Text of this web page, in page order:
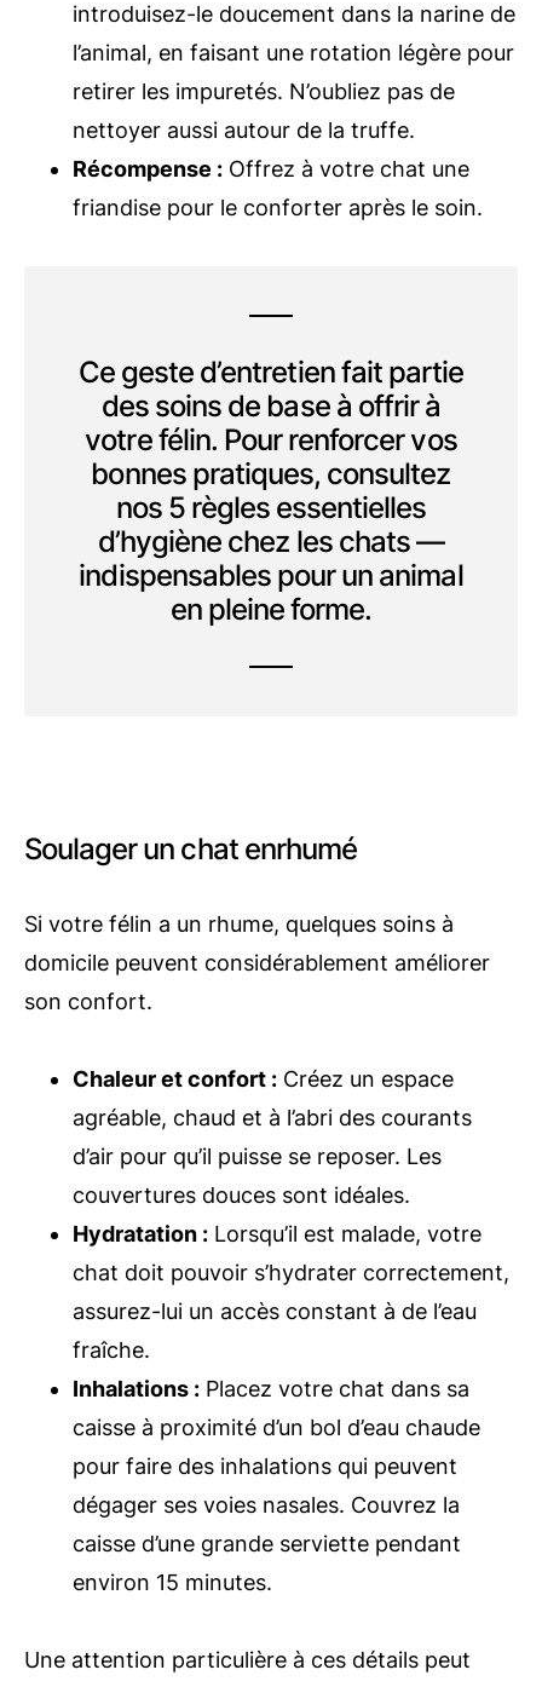
introduisez-le doucement dans la narine de
l’animal, en faisant une rotation légère pour
retirer les impuretés. N’oubliez pas de
nettoyer aussi autour de la truffe.
Récompense : Offrez à votre chat une
friandise pour le conforter après le soin.
Ce geste d’entretien fait partie
des soins de base à offrir à
votre félin. Pour renforcer vos
bonnes pratiques, consultez
nos 5 règles essentielles
d’hygiène chez les chats —
indispensables pour un animal
en pleine forme.
Soulager un chat enrhumé
Si votre félin a un rhume, quelques soins à
domicile peuvent considérablement améliorer
son confort.
Chaleur et confort : Créez un espace
agréable, chaud et à l’abri des courants
d’air pour qu’il puisse se reposer. Les
couvertures douces sont idéales.
Hydratation : Lorsqu’il est malade, votre
chat doit pouvoir s’hydrater correctement,
assurez-lui un accès constant à de l’eau
fraîche.
Inhalations : Placez votre chat dans sa
caisse à proximité d’un bol d’eau chaude
pour faire des inhalations qui peuvent
dégager ses voies nasales. Couvrez la
caisse d’une grande serviette pendant
environ 15 minutes.
Une attention particulière à ces détails peut